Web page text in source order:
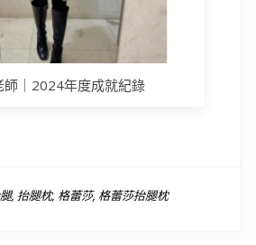
師｜2024年度成就紀錄
, 抬腿枕, 格蕾莎, 格蕾莎抬腿枕